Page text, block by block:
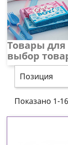
Товары
выбор
Позиция
Показано 1-